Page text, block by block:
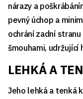
nárazy a
pevný úchop a
ochrání zadní
šmouhami, udržující
LEHKÁ A
Jeho lehká a tenká